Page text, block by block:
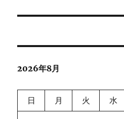
ゲ
ー
シ
ョ
2026年8月
日 月 火 水